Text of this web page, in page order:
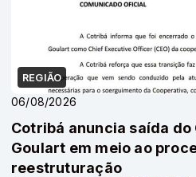
REGIÃO
06/08/2026
Cotribá anuncia saída do
Goulart em meio ao
reestruturação